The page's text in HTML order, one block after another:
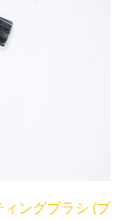
ングブラシ (ブ